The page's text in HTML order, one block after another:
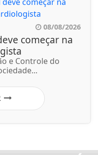
08/08/2026
começar na
e Controle do